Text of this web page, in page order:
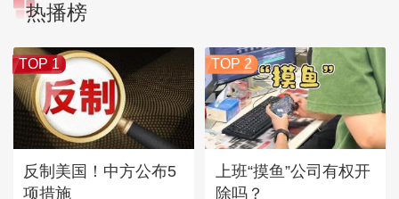
热播榜
TOP 1
反制美国！中方公布5
项措施
TOP 2
上班“摸鱼”公司有权开
除吗？